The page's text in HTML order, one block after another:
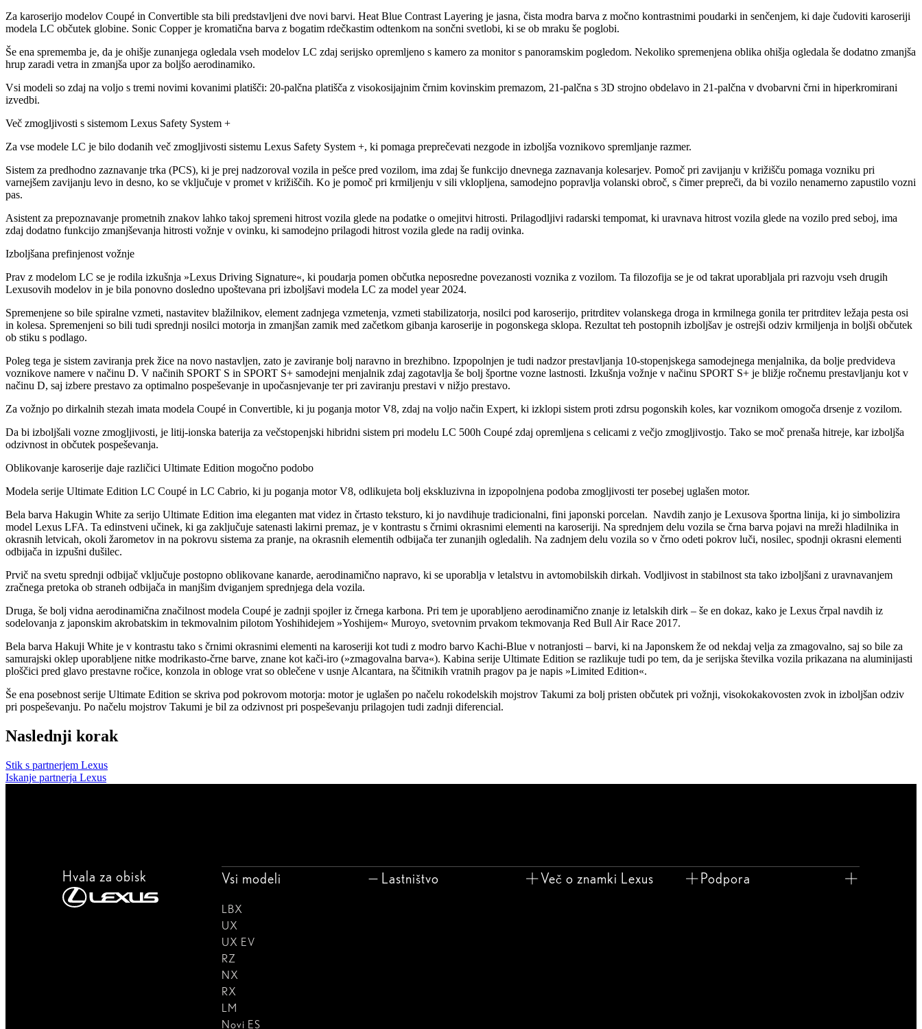
Za karoserijo modelov Coupé in Convertible sta bili predstavljeni dve novi barvi. Heat Blue Contrast Layering je jasna, čista modra barva z močno kontrastnimi poudarki in senčenjem, ki daje čudoviti karoseriji
modela LC občutek globine. Sonic Copper je kromatična barva z bogatim rdečkastim odtenkom na sončni svetlobi, ki se ob mraku še poglobi.
Še ena sprememba je, da je ohišje zunanjega ogledala vseh modelov LC zdaj serijsko opremljeno s kamero za monitor s panoramskim pogledom. Nekoliko spremenjena oblika ohišja ogledala še dodatno zmanjša
hrup zaradi vetra in zmanjša upor za boljšo aerodinamiko.
Vsi modeli so zdaj na voljo s tremi novimi kovanimi platišči: 20-palčna platišča z visokosijajnim črnim kovinskim premazom, 21-palčna s 3D strojno obdelavo in 21-palčna v dvobarvni črni in hiperkromirani
izvedbi.
Več zmogljivosti s sistemom Lexus Safety System +
Za vse modele LC je bilo dodanih več zmogljivosti sistemu Lexus Safety System +, ki pomaga preprečevati nezgode in izboljša voznikovo spremljanje razmer.
Sistem za predhodno zaznavanje trka (PCS), ki je prej nadzoroval vozila in pešce pred vozilom, ima zdaj še funkcijo dnevnega zaznavanja kolesarjev. Pomoč pri zavijanju v križišču pomaga vozniku pri
varnejšem zavijanju levo in desno, ko se vključuje v promet v križiščih. Ko je pomoč pri krmiljenju v sili vklopljena, samodejno popravlja volanski obroč, s čimer prepreči, da bi vozilo nenamerno zapustilo vozni
pas.
Asistent za prepoznavanje prometnih znakov lahko takoj spremeni hitrost vozila glede na podatke o omejitvi hitrosti. Prilagodljivi radarski tempomat, ki uravnava hitrost vozila glede na vozilo pred seboj, ima
zdaj dodatno funkcijo zmanjševanja hitrosti vožnje v ovinku, ki samodejno prilagodi hitrost vozila glede na radij ovinka.
Izboljšana prefinjenost vožnje
Prav z modelom LC se je rodila izkušnja »Lexus Driving Signature«, ki poudarja pomen občutka neposredne povezanosti voznika z vozilom. Ta filozofija se je od takrat uporabljala pri razvoju vseh drugih
Lexusovih modelov in je bila ponovno dosledno upoštevana pri izboljšavi modela LC za model year 2024.
Spremenjene so bile spiralne vzmeti, nastavitev blažilnikov, element zadnjega vzmetenja, vzmeti stabilizatorja, nosilci pod karoserijo, pritrditev volanskega droga in krmilnega gonila ter pritrditev ležaja pesta osi
in kolesa. Spremenjeni so bili tudi sprednji nosilci motorja in zmanjšan zamik med začetkom gibanja karoserije in pogonskega sklopa. Rezultat teh postopnih izboljšav je ostrejši odziv krmiljenja in boljši občutek
ob stiku s podlago.
Poleg tega je sistem zaviranja prek žice na novo nastavljen, zato je zaviranje bolj naravno in brezhibno. Izpopolnjen je tudi nadzor prestavljanja 10-stopenjskega samodejnega menjalnika, da bolje predvideva
voznikove namere v načinu D. V načinih SPORT S in SPORT S+ samodejni menjalnik zdaj zagotavlja še bolj športne vozne lastnosti. Izkušnja vožnje v načinu SPORT S+ je bližje ročnemu prestavljanju kot v
načinu D, saj izbere prestavo za optimalno pospeševanje in upočasnjevanje ter pri zaviranju prestavi v nižjo prestavo.
Za vožnjo po dirkalnih stezah imata modela Coupé in Convertible, ki ju poganja motor V8, zdaj na voljo način Expert, ki izklopi sistem proti zdrsu pogonskih koles, kar voznikom omogoča drsenje z vozilom.
Da bi izboljšali vozne zmogljivosti, je litij-ionska baterija za večstopenjski hibridni sistem pri modelu LC 500h Coupé zdaj opremljena s celicami z večjo zmogljivostjo. Tako se moč prenaša hitreje, kar izboljša
odzivnost in občutek pospeševanja.
Oblikovanje karoserije daje različici Ultimate Edition mogočno podobo
Modela serije Ultimate Edition LC Coupé in LC Cabrio, ki ju poganja motor V8, odlikujeta bolj ekskluzivna in izpopolnjena podoba zmogljivosti ter posebej uglašen motor.
Bela barva Hakugin White za serijo Ultimate Edition ima eleganten mat videz in črtasto teksturo, ki jo navdihuje tradicionalni, fini japonski porcelan. Navdih zanjo je Lexusova športna linija, ki jo simbolizira
model Lexus LFA. Ta edinstveni učinek, ki ga zaključuje satenasti lakirni premaz, je v kontrastu s črnimi okrasnimi elementi na karoseriji. Na sprednjem delu vozila se črna barva pojavi na mreži hladilnika in
okrasnih letvicah, okoli žarometov in na pokrovu sistema za pranje, na okrasnih elementih odbijača ter zunanjih ogledalih. Na zadnjem delu vozila so v črno odeti pokrov luči, nosilec, spodnji okrasni elementi
odbijača in izpušni dušilec.
Prvič na svetu sprednji odbijač vključuje postopno oblikovane kanarde, aerodinamično napravo, ki se uporablja v letalstvu in avtomobilskih dirkah. Vodljivost in stabilnost sta tako izboljšani z uravnavanjem
zračnega pretoka ob straneh odbijača in manjšim dviganjem sprednjega dela vozila.
Druga, še bolj vidna aerodinamična značilnost modela Coupé je zadnji spojler iz črnega karbona. Pri tem je uporabljeno aerodinamično znanje iz letalskih dirk – še en dokaz, kako je Lexus črpal navdih iz
sodelovanja z japonskim akrobatskim in tekmovalnim pilotom Yoshihidejem »Yoshijem« Muroyo, svetovnim prvakom tekmovanja Red Bull Air Race 2017.
Bela barva Hakuji White je v kontrastu tako s črnimi okrasnimi elementi na karoseriji kot tudi z modro barvo Kachi-Blue v notranjosti – barvi, ki na Japonskem že od nekdaj velja za zmagovalno, saj so bile za
samurajski oklep uporabljene nitke modrikasto-črne barve, znane kot kači-iro (»zmagovalna barva«). Kabina serije Ultimate Edition se razlikuje tudi po tem, da je serijska številka vozila prikazana na aluminijasti
ploščici pred glavo prestavne ročice, konzola in obloge vrat so oblečene v usnje Alcantara, na ščitnikih vratnih pragov pa je napis »Limited Edition«.
Še ena posebnost serije Ultimate Edition se skriva pod pokrovom motorja: motor je uglašen po načelu rokodelskih mojstrov Takumi za bolj pristen občutek pri vožnji, visokokakovosten zvok in izboljšan odziv
pri pospeševanju. Po načelu mojstrov Takumi je bil za odzivnost pri pospeševanju prilagojen tudi zadnji diferencial.
Naslednji korak
Stik s partnerjem Lexus
Iskanje partnerja Lexus
Hvala za obisk Vsi modeli
LBX
UX
UX EV
RZ
NX
RX
LM
Novi ES
Lastništvo Več o znamki Lexus Podpora